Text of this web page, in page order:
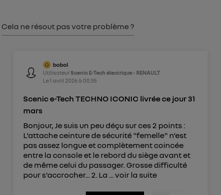
Cela ne résout pas votre problème ?
bobol
UtilisateurScenic E-Tech électrique - RENAULT
Le1 avril 2026à 00:35
Scenic e-Tech TECHNO ICONIC livrée ce jour 31
mars
Bonjour, Je suis un peu déçu sur ces 2 points :
L'attache ceinture de sécurité "femelle" n'est
pas assez longue et complètement coincée
entre la console et le rebord du siège avant et
de même celui du passager. Grosse difficulté
pour s'accrocher... 2. La ... voir la suite
Pour plus d'informations, veuillez consulter